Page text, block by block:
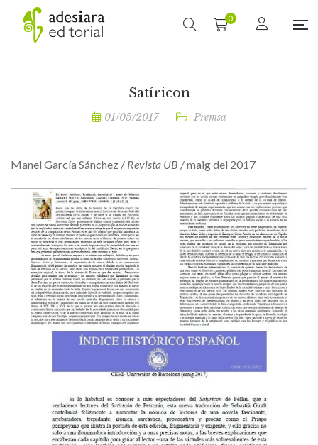
0
Satíricon
01/05/2017 Premsa
Manel García Sánchez / Revista UB / maig del 2017